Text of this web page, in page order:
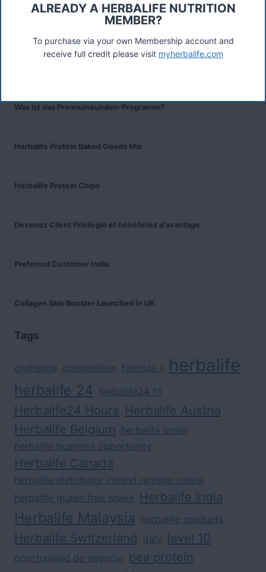
TW17 8LY. Contact A Woodward.
Connect
Was ist das Premiumkunden-Programm?
Herbalife Protein Baked Goods Mix
Herbalife Protein Chips
Devenez Client Privilégié et bénéficiez d'avantage
Preferred Customer India
Collagen Skin Booster Launched In UK
Tags
challenge competition formula 1 herbalife
herbalife 24 herbalife24 fit
Herbalife24 Hours Herbalife Austria
Herbalife Belgium herbalife brasil
herbalife business opportunity
Herbalife Canada
herbalife distributor ireland register online
herbalife gluten free shake Herbalife India
Herbalife Malaysia herbalife products
Herbalife Switzerland italy level 10
oportunidad de negocio pea protein
ALREADY A HERBALIFE NUTRITION
MEMBER?
To purchase via your own Membership account and
receive full credit please visit myherbalife.com